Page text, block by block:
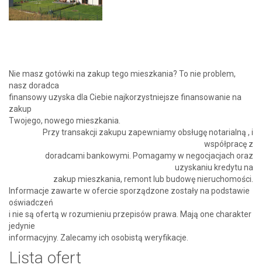
Nie masz gotówki na zakup tego mieszkania? To nie problem,
nasz doradca
finansowy uzyska dla Ciebie najkorzystniejsze finansowanie na
zakup
Twojego, nowego mieszkania.
Przy transakcji zakupu zapewniamy obsługę notarialną , i
współpracę z
doradcami bankowymi. Pomagamy w negocjacjach oraz
uzyskaniu kredytu na
zakup mieszkania, remont lub budowę nieruchomości.
Informacje zawarte w ofercie sporządzone zostały na podstawie
oświadczeń
i nie są ofertą w rozumieniu przepisów prawa. Mają one charakter
jedynie
informacyjny. Zalecamy ich osobistą weryfikacje.
Lista ofert